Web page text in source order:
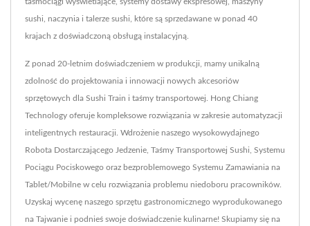
sushi, naczynia i talerze sushi, które są sprzedawane w ponad 40
krajach z doświadczoną obsługą instalacyjną.
Z ponad 20-letnim doświadczeniem w produkcji, mamy unikalną
zdolność do projektowania i innowacji nowych akcesoriów
sprzętowych dla Sushi Train i taśmy transportowej. Hong Chiang
Technology oferuje kompleksowe rozwiązania w zakresie automatyzacji
inteligentnych restauracji. Wdrożenie naszego wysokowydajnego
Robota Dostarczającego Jedzenie, Taśmy Transportowej Sushi, Systemu
Pociągu Pociskowego oraz bezproblemowego Systemu Zamawiania na
Tablet/Mobilne w celu rozwiązania problemu niedoboru pracowników.
Uzyskaj wycenę naszego sprzętu gastronomicznego wyprodukowanego
na Tajwanie i podnieś swoje doświadczenie kulinarne! Skupiamy się na